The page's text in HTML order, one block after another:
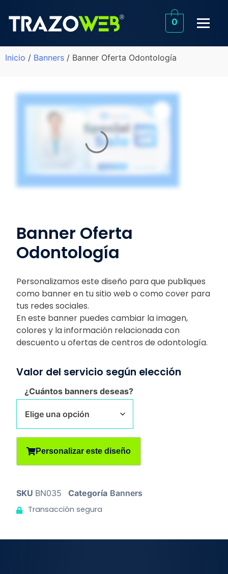
0
Inicio / Banners / Banner Oferta Odontología
Banner Oferta
Odontología
Personalizamos este diseño para que publiques
como banner en tu sitio web o como cover para
tus redes sociales.
En este banner puedes cambiar la imagen,
colores y la información relacionada con
descuento u ofertas de centros de odontología.
Valor del servicio según elección
¿Cuántos banners deseas?
Personalizar este diseño
SKU BN035 Categoría Banners
Transacción segura